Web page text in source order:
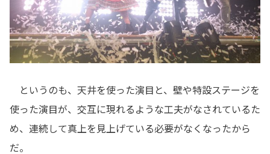
というのも、天井を使った演目と、壁や特設ステージを
使った演目が、交互に現れるような工夫がなされているた
め、連続して真上を見上げている必要がなくなったから
だ。